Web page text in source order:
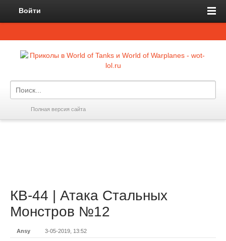
Войти
Полная версия сайта
КВ-44 | Атака Стальных
Монстров №12
Ansy 3-05-2019, 13:52